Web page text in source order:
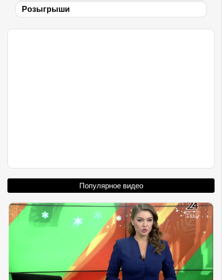
Розыгрыши
Популярное видео